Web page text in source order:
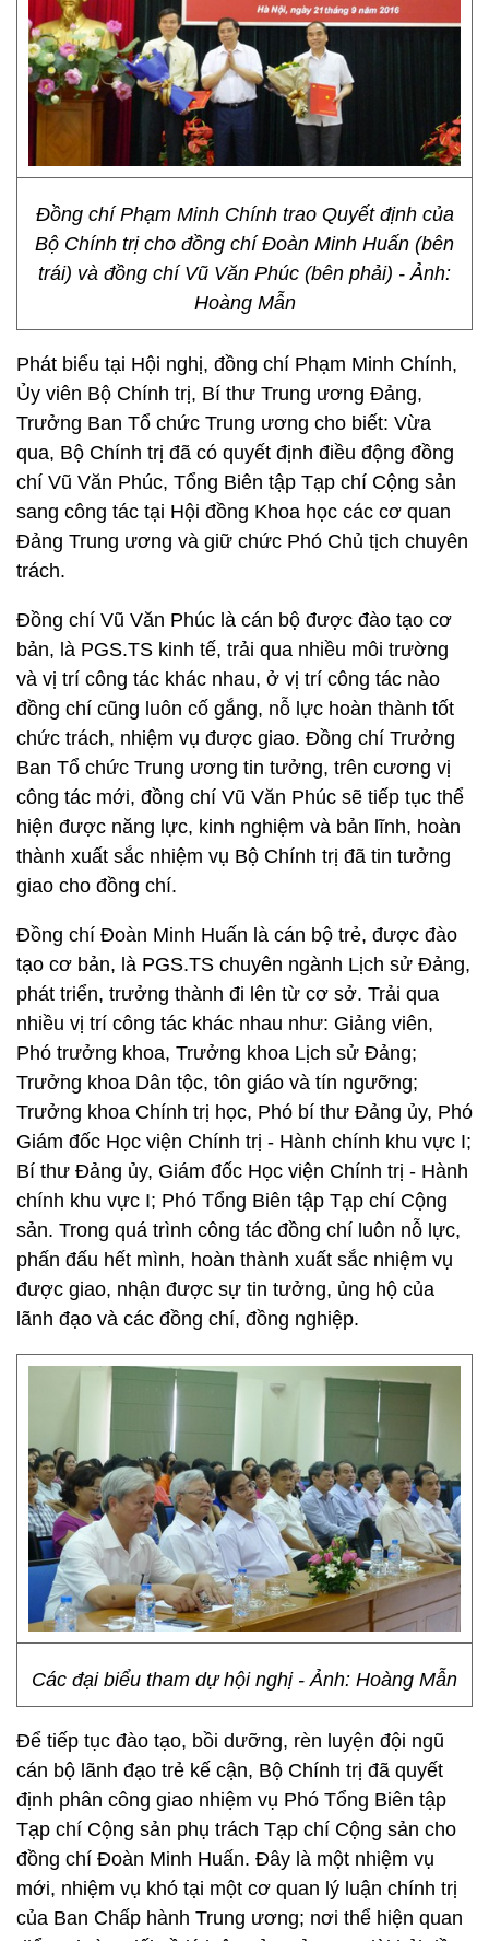
Đồng chí Phạm Minh Chính trao Quyết định của
Bộ Chính trị cho đồng chí Đoàn Minh Huấn (bên
trái) và đồng chí Vũ Văn Phúc (bên phải) - Ảnh:
Hoàng Mẫn
Phát biểu tại Hội nghị, đồng chí Phạm Minh Chính,
Ủy viên Bộ Chính trị, Bí thư Trung ương Đảng,
Trưởng Ban Tổ chức Trung ương cho biết: Vừa
qua, Bộ Chính trị đã có quyết định điều động đồng
chí Vũ Văn Phúc, Tổng Biên tập Tạp chí Cộng sản
sang công tác tại Hội đồng Khoa học các cơ quan
Đảng Trung ương và giữ chức Phó Chủ tịch chuyên
trách.
Đồng chí Vũ Văn Phúc là cán bộ được đào tạo cơ
bản, là PGS.TS kinh tế, trải qua nhiều môi trường
và vị trí công tác khác nhau, ở vị trí công tác nào
đồng chí cũng luôn cố gắng, nỗ lực hoàn thành tốt
chức trách, nhiệm vụ được giao. Đồng chí Trưởng
Ban Tổ chức Trung ương tin tưởng, trên cương vị
công tác mới, đồng chí Vũ Văn Phúc sẽ tiếp tục thể
hiện được năng lực, kinh nghiệm và bản lĩnh, hoàn
thành xuất sắc nhiệm vụ Bộ Chính trị đã tin tưởng
giao cho đồng chí.
Đồng chí Đoàn Minh Huấn là cán bộ trẻ, được đào
tạo cơ bản, là PGS.TS chuyên ngành Lịch sử Đảng,
phát triển, trưởng thành đi lên từ cơ sở. Trải qua
nhiều vị trí công tác khác nhau như: Giảng viên,
Phó trưởng khoa, Trưởng khoa Lịch sử Đảng;
Trưởng khoa Dân tộc, tôn giáo và tín ngưỡng;
Trưởng khoa Chính trị học, Phó bí thư Đảng ủy, Phó
Giám đốc Học viện Chính trị - Hành chính khu vực I;
Bí thư Đảng ủy, Giám đốc Học viện Chính trị - Hành
chính khu vực I; Phó Tổng Biên tập Tạp chí Cộng
sản. Trong quá trình công tác đồng chí luôn nỗ lực,
phấn đấu hết mình, hoàn thành xuất sắc nhiệm vụ
được giao, nhận được sự tin tưởng, ủng hộ của
lãnh đạo và các đồng chí, đồng nghiệp.
Các đại biểu tham dự hội nghị - Ảnh: Hoàng Mẫn
Để tiếp tục đào tạo, bồi dưỡng, rèn luyện đội ngũ
cán bộ lãnh đạo trẻ kế cận, Bộ Chính trị đã quyết
định phân công giao nhiệm vụ Phó Tổng Biên tập
Tạp chí Cộng sản phụ trách Tạp chí Cộng sản cho
đồng chí Đoàn Minh Huấn. Đây là một nhiệm vụ
mới, nhiệm vụ khó tại một cơ quan lý luận chính trị
của Ban Chấp hành Trung ương; nơi thể hiện quan